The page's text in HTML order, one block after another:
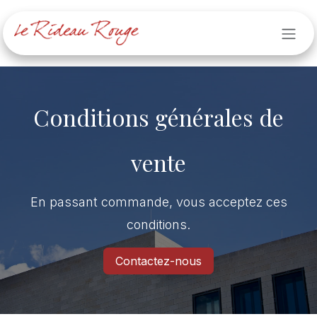
Conditions générales de
vente
En passant commande, vous acceptez ces
conditions.
Contactez-nous